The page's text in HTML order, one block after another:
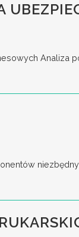
Analiza